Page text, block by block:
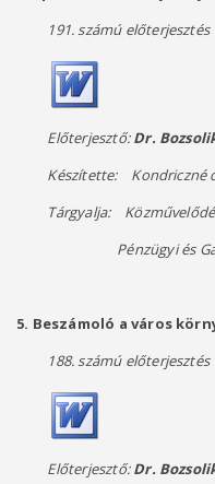
191. számú előterjesztés
Előterjesztő:Dr.
Készítette: Kondriczné
Tárgyalja:
Pénzügyi és
5. Beszámoló a város
188. számú előterjesztés
Előterjesztő:Dr.